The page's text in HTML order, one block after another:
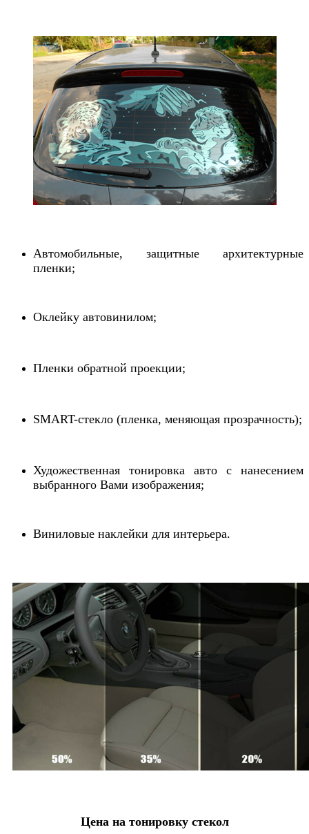
Автомобильные, защитные архитектурные
пленки;
Оклейку автовинилом;
Пленки обратной проекции;
SMART-стекло (пленка, меняющая прозрачность);
Художественная тонировка авто с нанесением
выбранного Вами изображения;
Виниловые наклейки для интерьера.
Цена на тонировку стекол